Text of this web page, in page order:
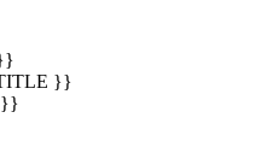
}}
}}